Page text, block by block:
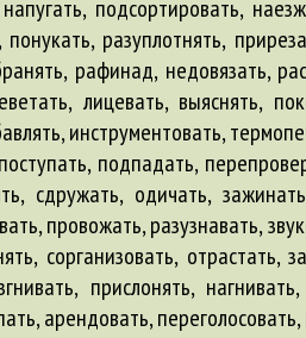
подсортировать,
разуплотнять,
рафинад, недовязать,
лицевать, выяснять,
инструментовать,
подпадать,
сдружать, одичать,
провожать, разузнавать,
сорганизовать,
прислонять,
арендовать,